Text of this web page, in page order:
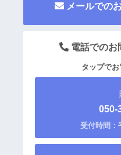
メールでの
電話でのお
タップでお
050-
受付時間：